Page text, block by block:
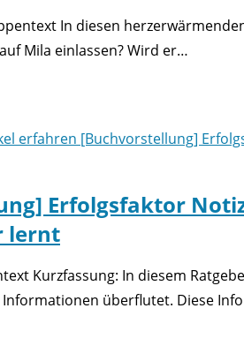
In diesen
Mila einlassen? Wird er…
Erfolgsfaktor
lernt
Kurzfassung: In diesem
überflutet. Diese